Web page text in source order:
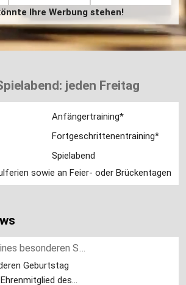
Ihre Werbung stehen!
jeden Freitag
Anfängertraining*
Fortgeschrittenentraining*
Spielabend
sowie an Feier- oder Brückentagen
90. Geburtstag eines besonderen Schachfreundes
Geburtstag
des